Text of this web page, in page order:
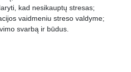
kad nesikauptų stresas;
vaidmeniu streso valdyme;
svarbą ir būdus.